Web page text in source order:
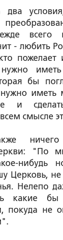
два
всего
- любить
пожелает
нужно
бы
нужно
и
смысле
"По
нибудь
Церковь, не
Нелепо
какие
покуда не